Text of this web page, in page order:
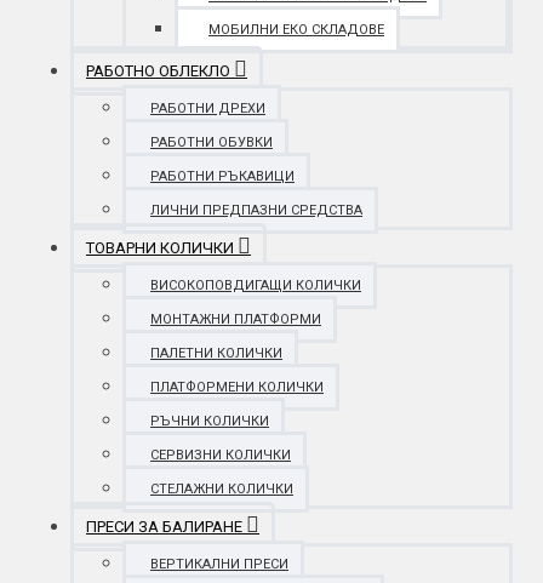
МОБИЛНИ ЕКО СКЛАДОВЕ
РАБОТНО ОБЛЕКЛО
РАБОТНИ ДРЕХИ
РАБОТНИ ОБУВКИ
РАБОТНИ РЪКАВИЦИ
ЛИЧНИ ПРЕДПАЗНИ СРЕДСТВА
ТОВАРНИ КОЛИЧКИ
ВИСОКОПОВДИГАЩИ КОЛИЧКИ
МОНТАЖНИ ПЛАТФОРМИ
ПАЛЕТНИ КОЛИЧКИ
ПЛАТФОРМЕНИ КОЛИЧКИ
РЪЧНИ КОЛИЧКИ
СЕРВИЗНИ КОЛИЧКИ
СТЕЛАЖНИ КОЛИЧКИ
ПРЕСИ ЗА БАЛИРАНЕ
ВЕРТИКАЛНИ ПРЕСИ